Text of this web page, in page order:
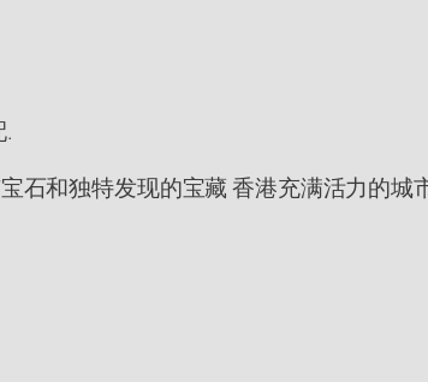
石和独特发现的宝藏 香港充满活力的城